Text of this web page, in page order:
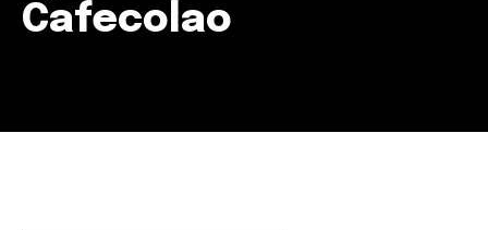
Cafecolao